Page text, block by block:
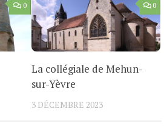
0 0
La collégiale de Mehun-
sur-Yèvre
3 DÉCEMBRE 2023